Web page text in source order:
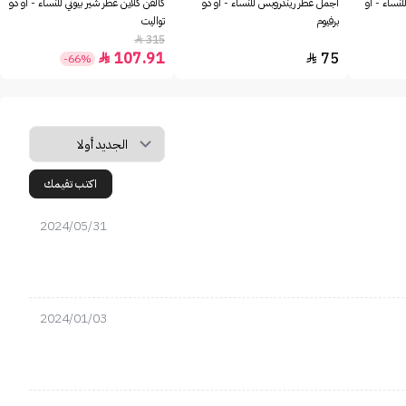
برفيوم
75

تواليت
315

107.91

-66%
اكتب تقيمك
2024/05/31
2024/01/03